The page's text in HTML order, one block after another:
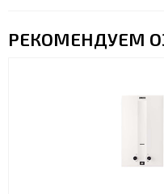
РЕКОМЕНДУЕМ